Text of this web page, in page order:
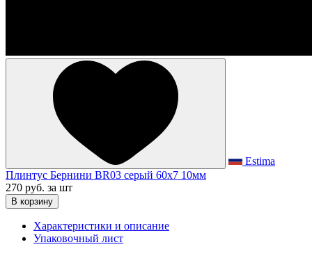
Estima
Плинтус Бернини BR03 серый 60x7 10мм
270 руб. за шт
В корзину
Характеристики и описание
Упаковочный лист